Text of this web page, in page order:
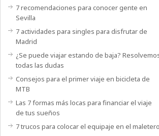
7 recomendaciones para conocer gente en
Sevilla
7 actividades para singles para disfrutar de
Madrid
¿Se puede viajar estando de baja?
todas las dudas
Consejos para el primer viaje en bicicleta de
MTB
Las 7 formas más locas para financiar el viaje
de tus sueños
7 trucos para colocar el equipaje en el maletero